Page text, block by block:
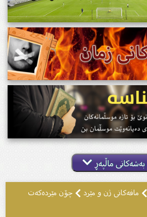
بەشەکانی ماڵپەڕ
مافەکانى ژن و مێرد
چۆن مێردەكەت